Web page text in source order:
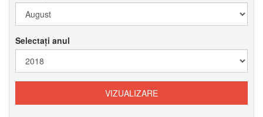
Selectați anul